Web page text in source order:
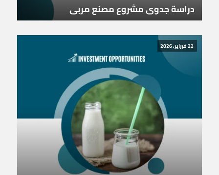
دراسة جدوى مشروع مصنع مربى
22 فبراير، 2026